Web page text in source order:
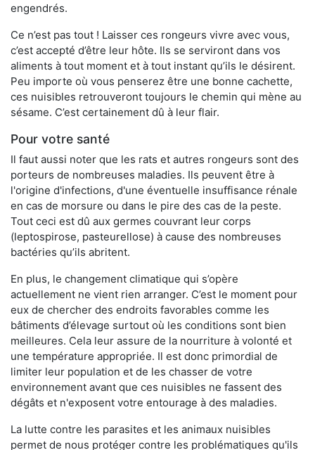
engendrés.
Ce n’est pas tout ! Laisser ces rongeurs vivre avec vous,
c’est accepté d’être leur hôte. Ils se serviront dans vos
aliments à tout moment et à tout instant qu’ils le désirent.
Peu importe où vous penserez être une bonne cachette,
ces nuisibles retrouveront toujours le chemin qui mène au
sésame. C’est certainement dû à leur flair.
Pour votre santé
Il faut aussi noter que les rats et autres rongeurs sont des
porteurs de nombreuses maladies. Ils peuvent être à
l'origine d'infections, d'une éventuelle insuffisance rénale
en cas de morsure ou dans le pire des cas de la peste.
Tout ceci est dû aux germes couvrant leur corps
(leptospirose, pasteurellose) à cause des nombreuses
bactéries qu’ils abritent.
En plus, le changement climatique qui s’opère
actuellement ne vient rien arranger. C’est le moment pour
eux de chercher des endroits favorables comme les
bâtiments d’élevage surtout où les conditions sont bien
meilleures. Cela leur assure de la nourriture à volonté et
une température appropriée. Il est donc primordial de
limiter leur population et de les chasser de votre
environnement avant que ces nuisibles ne fassent des
dégâts et n'exposent votre entourage à des maladies.
La lutte contre les parasites et les animaux nuisibles
permet de nous protéger contre les problématiques qu'ils